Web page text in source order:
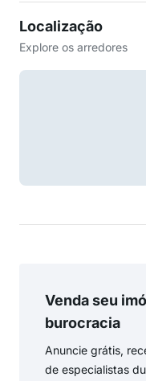
Localização
Explore os arredores
Venda seu
burocracia
Anuncie grátis,
de especialistas